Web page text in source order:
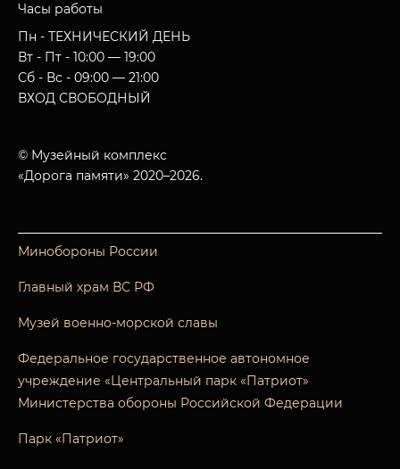
Часы работы
Пн - ТЕХНИЧЕСКИЙ ДЕНЬ
Вт - Пт - 10:00 — 19:00
Сб - Вс - 09:00 — 21:00
ВХОД СВОБОДНЫЙ
© Музейный комплекс
«Дорога памяти» 2020–2026.
Минобороны России
Главный храм ВС РФ
Музей военно-морской славы
Федеральное государственное автономное
учреждение «Центральный парк «Патриот»
Министерства обороны Российской Федерации
Парк «Патриот»